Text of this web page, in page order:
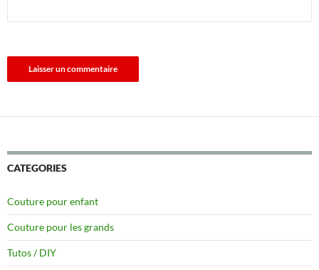
CATEGORIES
Couture pour enfant
Couture pour les grands
Tutos / DIY